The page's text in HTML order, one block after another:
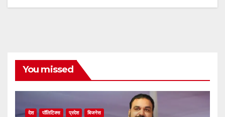
You missed
देश पॉलिटिक्स प्रदेश बिजनेस